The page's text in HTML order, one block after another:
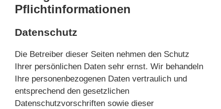
Pflicht­informationen
Datenschutz
Die Betreiber dieser Seiten nehmen den Schutz
Ihrer persönlichen Daten sehr ernst. Wir behandeln
Ihre personenbezogenen Daten vertraulich und
entsprechend den gesetzlichen
Datenschutzvorschriften sowie dieser